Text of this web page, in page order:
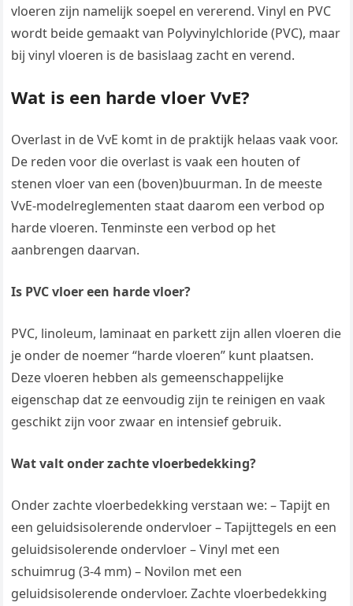
vloeren zijn namelijk soepel en vererend. Vinyl en PVC
wordt beide gemaakt van Polyvinylchloride (PVC), maar
bij vinyl vloeren is de basislaag zacht en verend.
Wat is een harde vloer VvE?
Overlast in de VvE komt in de praktijk helaas vaak voor.
De reden voor die overlast is vaak een houten of
stenen vloer van een (boven)buurman. In de meeste
VvE-modelreglementen staat daarom een verbod op
harde vloeren. Tenminste een verbod op het
aanbrengen daarvan.
Is PVC vloer een harde vloer?
PVC, linoleum, laminaat en parkett zijn allen vloeren die
je onder de noemer “harde vloeren” kunt plaatsen.
Deze vloeren hebben als gemeenschappelijke
eigenschap dat ze eenvoudig zijn te reinigen en vaak
geschikt zijn voor zwaar en intensief gebruik.
Wat valt onder zachte vloerbedekking?
Onder zachte vloerbedekking verstaan we: – Tapijt en
een geluidsisolerende ondervloer – Tapijttegels en een
geluidsisolerende ondervloer – Vinyl met een
schuimrug (3-4 mm) – Novilon met een
geluidsisolerende ondervloer. Zachte vloerbedekking